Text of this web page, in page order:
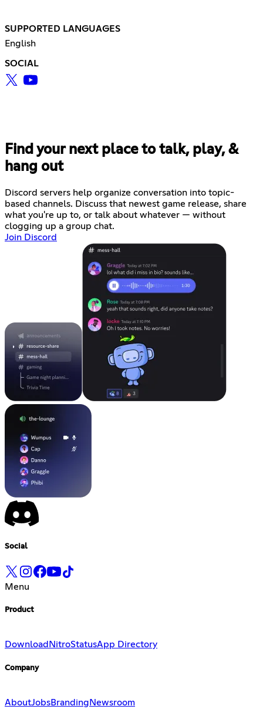
SUPPORTED LANGUAGES
English
SOCIAL
Find your next place to talk, play, &
hang out
Discord servers help organize conversation into topic-
based channels. Discuss that newest game release, share
what you're up to, or talk about whatever — without
clogging up a group chat.
Join Discord
Social
Menu
Product
Download NitroStatusApp Directory
Company
AboutJobsBranding Newsroom